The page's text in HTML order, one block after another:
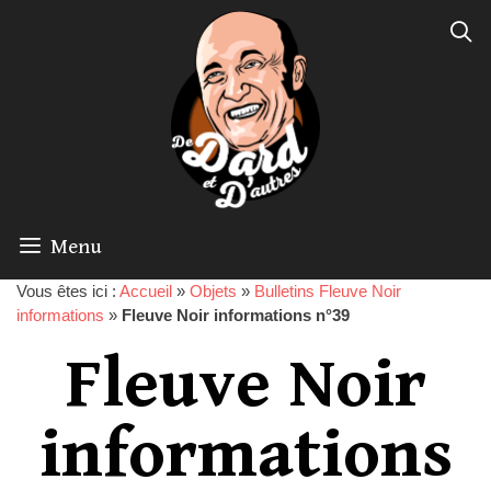
Menu
Vous êtes ici : Accueil » Objets » Bulletins Fleuve Noir
informations » Fleuve Noir informations n°39
Fleuve Noir
informations